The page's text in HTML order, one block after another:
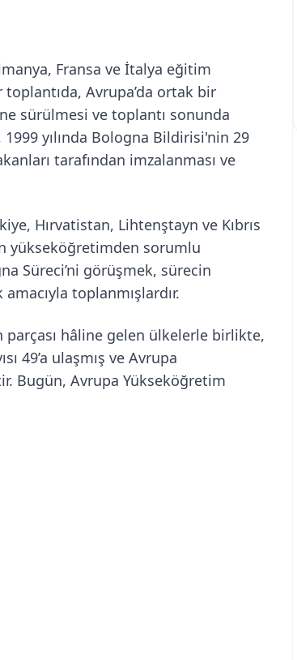
Fransa ve İtalya eğitim
Avrupa’da ortak bir
sürülmesi ve toplantı sonunda
yılında Bologna Bildirisi'nin 29
tarafından imzalanması ve
Hırvatistan, Lihtenştayn ve Kıbrıs
yükseköğretimden sorumlu
Süreci’ni görüşmek, sürecin
toplanmışlardır.
parçası hâline gelen ülkelerle birlikte,
49’a ulaşmış ve Avrupa
Bugün, Avrupa Yükseköğretim